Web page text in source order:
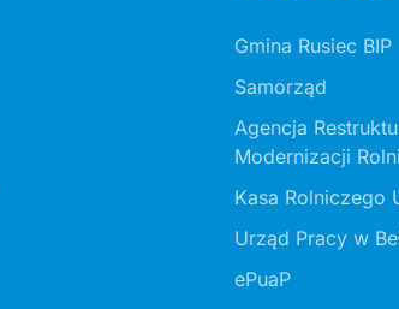
Gmina Rusiec BIP
Samorząd
Agencja
Modernizacji
Kasa Rolniczego
Urząd Pracy w
ePuaP